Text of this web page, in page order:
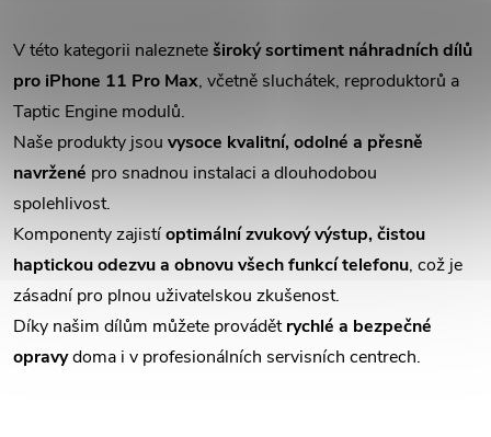
ů
t
ů
v
l
á
d
a
c
í
p
V této kategorii nalezneteširoký sortiment náhradních dílů
pro iPhone 11 Pro Max, včetně sluchátek, reproduktorů a
Taptic Engine modulů.
Naše produkty jsou vysoce kvalitní, odolné a přesně
navržené pro snadnou instalaci a dlouhodobou
spolehlivost.
Komponenty zajistíoptimální zvukový výstup, čistou
haptickou odezvu a obnovu všech funkcí telefonu, což je
zásadní pro plnou uživatelskou zkušenost.
Díky našim dílům můžete provádětrychlé a bezpečné
opravydoma i v profesionálních servisních centrech.